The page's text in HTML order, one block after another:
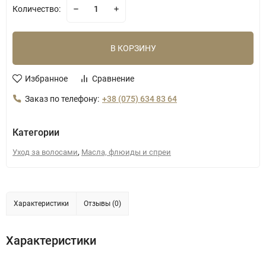
Количество:
В КОРЗИНУ
Избранное Сравнение
Заказ по телефону: +38 (075) 634 83 64
Категории
Уход за волосами, Масла, флюиды и спреи
Характеристики Отзывы (0)
Характеристики